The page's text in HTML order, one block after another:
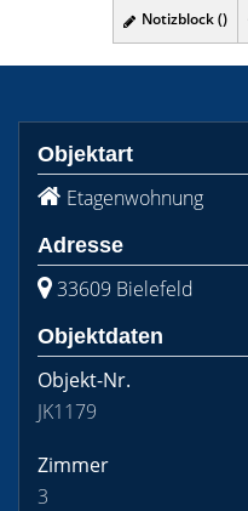
Notizblock ()
Objektart
Etagenwohnung
Adresse
33609 Bielefeld
Objektdaten
Objekt-Nr.
JK1179
Zimmer
3